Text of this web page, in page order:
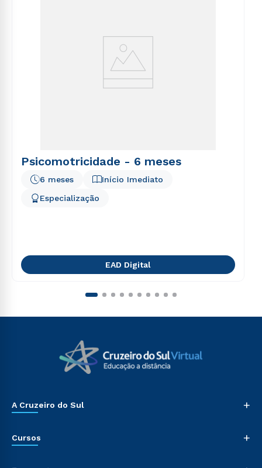
Psicomotricidade - 6 meses
Início Imediato
6 meses
Especialização
EAD Digital
A Cruzeiro do Sul +
Cursos +